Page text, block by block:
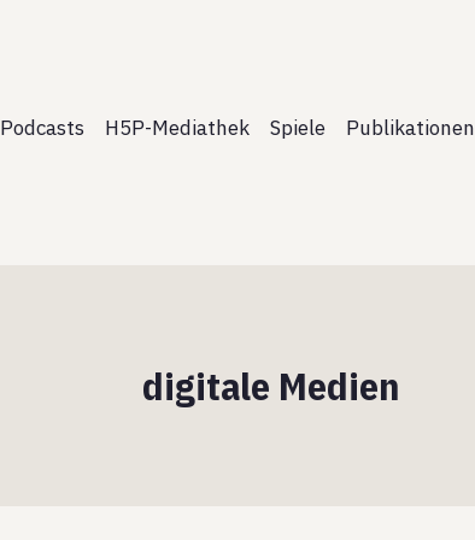
Podcasts H5P-Mediathek Spiele Publikationen
digitale Medien